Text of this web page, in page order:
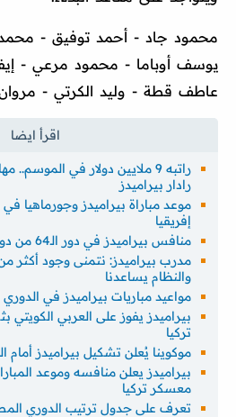
محمود جاد - أحمد توفيق -
يوسف أوباما - محمود مرعي -
عاطف قطة - وليد الكرتي -
راتبه 9 ملايين دولار في
رادار بيراميدز
إفريقيا
منافس بيراميدز في دور الـ64 من دوري أبطال إفريقيا
مدرب بيراميدز: نتمنى وجود أكثر
والنظام يساعدنا
مواعيد مباريات بيراميدز في الدوري
بيراميدز يفوز على العربي الكويتي
تركيا
موكوينا يُعلن تشكيل بيراميدز أمام
بيراميدز يعلن منافسه وموعد
معسكر تركيا
تعرف على جدول ترتيب الدوري